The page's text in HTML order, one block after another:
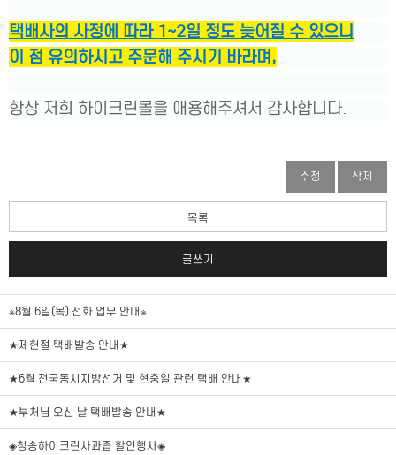
택배사의 사정에 따라 1~2일 정도 늦어질 수 있으니
이 점 유의하시고 주문해 주시기 바라며,
항상 저희 하이크린몰을 애용해주셔서 감사합니다.
수정 삭제
목록
글쓰기
※8월 6일(목) 전화 업무 안내※
★제헌절 택배발송 안내★
★6월 전국동시지방선거 및 현충일 관련 택배 안내★
★부처님 오신 날 택배발송 안내★
◈청송하이크린사과즙 할인행사◈